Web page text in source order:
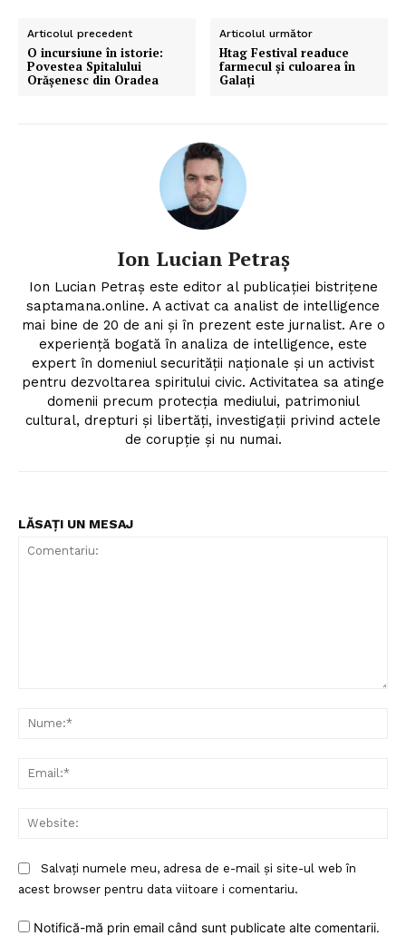
Articolul precedent
O incursiune în istorie:
Povestea Spitalului
Orășenesc din Oradea
Articolul următor
Htag Festival readuce
farmecul și culoarea în
Galați
Ion Lucian Petraș
Ion Lucian Petraș este editor al publicației bistrițene
saptamana.online. A activat ca analist de intelligence
mai bine de 20 de ani și în prezent este jurnalist. Are o
experiență bogată în analiza de intelligence, este
expert în domeniul securității naționale și un activist
pentru dezvoltarea spiritului civic. Activitatea sa atinge
domenii precum protecția mediului, patrimoniul
cultural, drepturi și libertăți, investigații privind actele
de corupție și nu numai.
LĂSAȚI UN MESAJ
Salvați numele meu, adresa de e-mail și site-ul web în
acest browser pentru data viitoare i comentariu.
Notifică-mă prin email când sunt publicate alte comentarii.